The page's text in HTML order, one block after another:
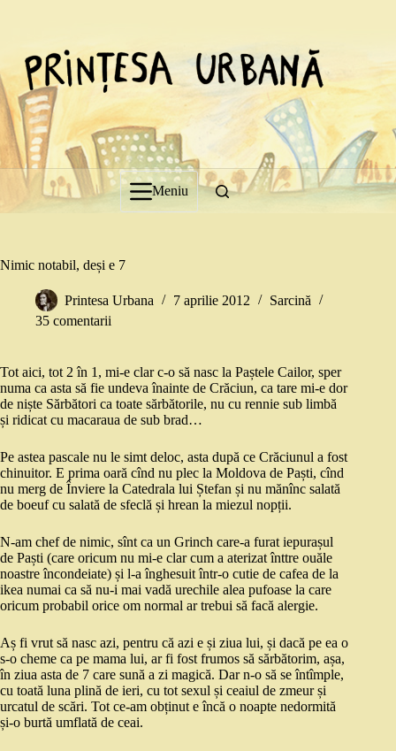
Meniu
Nimic notabil, deși e 7
Printesa Urbana 7 aprilie 2012
Sarcină
35 comentarii
Tot aici, tot 2 în 1, mi-e clar c-o să nasc la Paștele Cailor, sper
numa ca asta să fie undeva înainte de Crăciun, ca tare mi-e dor
de niște Sărbători ca toate sărbătorile, nu cu rennie sub limbă
și ridicat cu macaraua de sub brad…
Pe astea pascale nu le simt deloc, asta după ce Crăciunul a fost
chinuitor. E prima oară cînd nu plec la Moldova de Paști, cînd
nu merg de Înviere la Catedrala lui Ștefan și nu mănînc salată
de boeuf cu salată de sfeclă și hrean la miezul nopții.
N-am chef de nimic, sînt ca un Grinch care-a furat iepurașul
de Paști (care oricum nu mi-e clar cum a aterizat înttre ouăle
noastre încondeiate) și l-a înghesuit într-o cutie de cafea de la
ikea numai ca să nu-i mai vadă urechile alea pufoase la care
oricum probabil orice om normal ar trebui să facă alergie.
Aș fi vrut să nasc azi, pentru că azi e și ziua lui, și dacă pe ea o
s-o cheme ca pe mama lui, ar fi fost frumos să sărbătorim, așa,
în ziua asta de 7 care sună a zi magică. Dar n-o să se întîmple,
cu toată luna plină de ieri, cu tot sexul și ceaiul de zmeur și
urcatul de scări. Tot ce-am obținut e încă o noapte nedormită
și-o burtă umflată de ceai.